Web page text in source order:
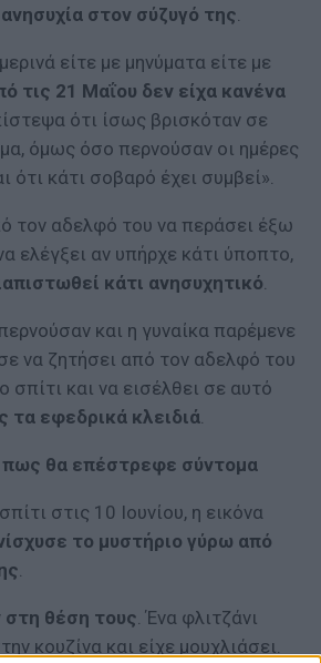
στον σύζυγό της.
είτε με μηνύματα είτε με
τις 21 Μαΐου δεν είχα κανένα
ότι ίσως βρισκόταν σε
όμως όσο περνούσαν οι ημέρες
ότι κάτι σοβαρό έχει συμβεί».
τον αδελφό του να περάσει έξω
ελέγξει αν υπήρχε κάτι ύποπτο,
κάτι ανησυχητικό.
και η γυναίκα παρέμενε
να ζητήσει από τον αδελφό του
σπίτι και να εισέλθει σε αυτό
τα εφεδρικά κλειδιά.
πως θα επέστρεφε σύντομα
στις 10 Ιουνίου, η εικόνα
το μυστήριο γύρω από
.
στη θέση τους. Ένα φλιτζάνι
κουζίνα και είχε μουχλιάσει.